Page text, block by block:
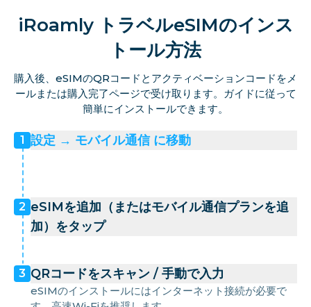
iRoamly トラベルeSIMのインス
トール方法
購入後、eSIMのQRコードとアクティベーションコードをメ
ールまたは購入完了ページで受け取ります。ガイドに従って
簡単にインストールできます。
1 設定 → モバイル通信 に移動
2 eSIMを追加（またはモバイル通信プランを追
加）をタップ
3 QRコードをスキャン / 手動で入力
eSIMのインストールにはインターネット接続が必要で